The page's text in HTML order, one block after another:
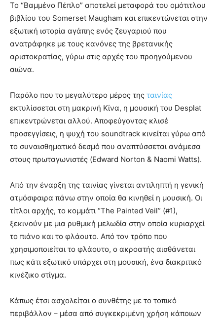
Το “Βαμμένο Πέπλο” αποτελεί μεταφορά του ομότιτλου
βιβλίου του Somerset Maugham και επικεντώνεται στην
εξωτική ιστορία αγάπης ενός ζευγαριού που
ανατράφηκε με τους κανόνες της βρετανικής
αριστοκρατίας, γύρω στις αρχές του προηγούμενου
αιώνα.
Παρόλο που το μεγαλύτερο μέρος της ταινίας
εκτυλίσσεται στη μακρινή Κίνα, η μουσική του Desplat
επικεντρώνεται αλλού. Αποφεύγοντας κλισέ
προσεγγίσεις, η ψυχή του soundtrack κινείται γύρω από
το συναισθηματικό δεσμό που αναπτύσσεται ανάμεσα
στους πρωταγωνιστές (Edward Norton & Naomi Watts).
Από την έναρξη της ταινίας γίνεται αντιληπτή η γενική
ατμόσφαιρα πάνω στην οποία θα κινηθεί η μουσική. Οι
τίτλοι αρχής, το κομμάτι “The Painted Veil” (#1),
ξεκινούν με μια ρυθμική μελωδία στην οποία κυριαρχεί
το πιάνο και το φλάουτο. Από τον τρόπο που
χρησιμοποιείται το φλάουτο, ο ακροατής αισθάνεται
πως κάτι εξωτικό υπάρχει στη μουσική, ένα διακριτικό
κινέζικο στίγμα.
Κάπως έτσι ασχολείται ο συνθέτης με το τοπικό
περιβάλλον – μέσα από συγκεκριμένη χρήση κάποιων